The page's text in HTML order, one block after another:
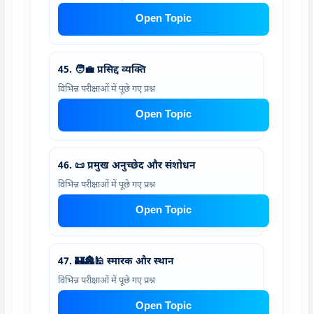
Open Topic
45. 🧑‍💼 प्रसिद्द व्यक्ति
विभिन्न परीक्षाओं में पूछे गए प्रश्न
Open Topic
46. 📜 प्रमुख अनुच्छेद और संशोधन
विभिन्न परीक्षाओं में पूछे गए प्रश्न
Open Topic
47. 🏰🏯🕌 स्मारक और स्थान
विभिन्न परीक्षाओं में पूछे गए प्रश्न
Open Topic